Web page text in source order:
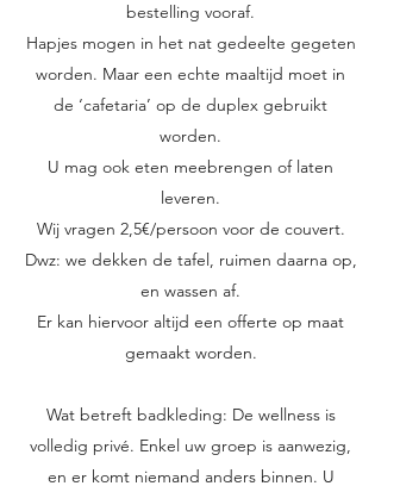
bestelling vooraf.
Hapjes mogen in het nat gedeelte gegeten
worden. Maar een echte maaltijd moet in
de ‘cafetaria’ op de duplex gebruikt
worden.
U mag ook eten meebrengen of laten
leveren.
Wij vragen 2,5€/persoon voor de couvert.
Dwz: we dekken de tafel, ruimen daarna op,
en wassen af.
Er kan hiervoor altijd een offerte op maat
gemaakt worden.
Wat betreft badkleding: De wellness is
volledig privé. Enkel uw groep is aanwezig,
en er komt niemand anders binnen. U